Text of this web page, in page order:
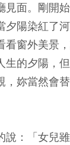
見面。剛開
夕陽染紅了
看窗外美景
生的夕陽，
，妳當然會
說：「女兒